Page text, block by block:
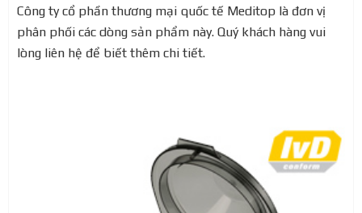
Công ty cổ phần thương mại quốc tế Meditop là đơn vị
phân phối các dòng sản phẩm này. Quý khách hàng vui
lòng liên hệ để biết thêm chi tiết.